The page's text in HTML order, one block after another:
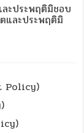
ละประพฤติมิชอบ
และประพฤติมิ
Policy)